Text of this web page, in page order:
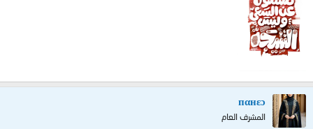
пαнεɔ
المشرف العام